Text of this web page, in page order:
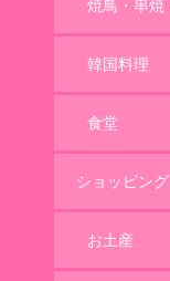
焼鳥・串焼
韓国料理
食堂
ショッピング
お土産